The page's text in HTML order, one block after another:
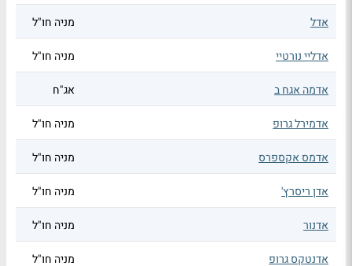
אדל מניה חו"ל
אדליי נורטיי מניה חו"ל
אדמה אגח ב אג"ח
אדמירל גרופ מניה חו"ל
אדמס אקספרס מניה חו"ל
אדן ריסרץ' מניה חו"ל
אדנור מניה חו"ל
אדנטקס גרופ מניה חו"ל